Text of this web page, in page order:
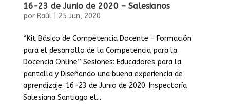
16-23 de Junio de 2020 – Salesianos
por Raúl| 25 Jun, 2020
“Kit Básico de Competencia Docente – Formación
para el desarrollo de la Competencia para la
Docencia Online” Sesiones: Educadores para la
pantalla y Diseñando una buena experiencia de
aprendizaje. 16-23 de Junio de 2020. Inspectoría
Salesiana Santiago el...